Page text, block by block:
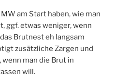
am Start haben, wie man
ggf. etwas weniger, wenn
Brutnest eh langsam
zusätzliche Zargen und
wenn man die Brut in
will.